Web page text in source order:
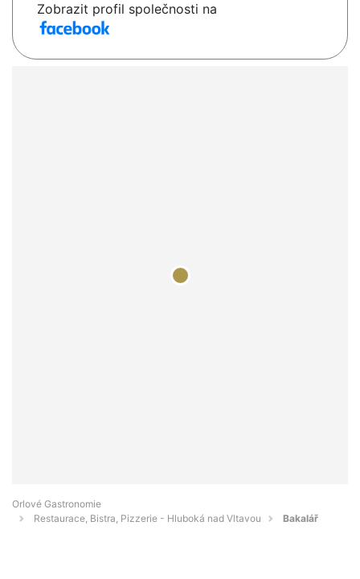
Zobrazit profil společnosti na
Orlové Gastronomie
Restaurace, Bistra, Pizzerie - Hluboká nad Vltavou
Bakalář